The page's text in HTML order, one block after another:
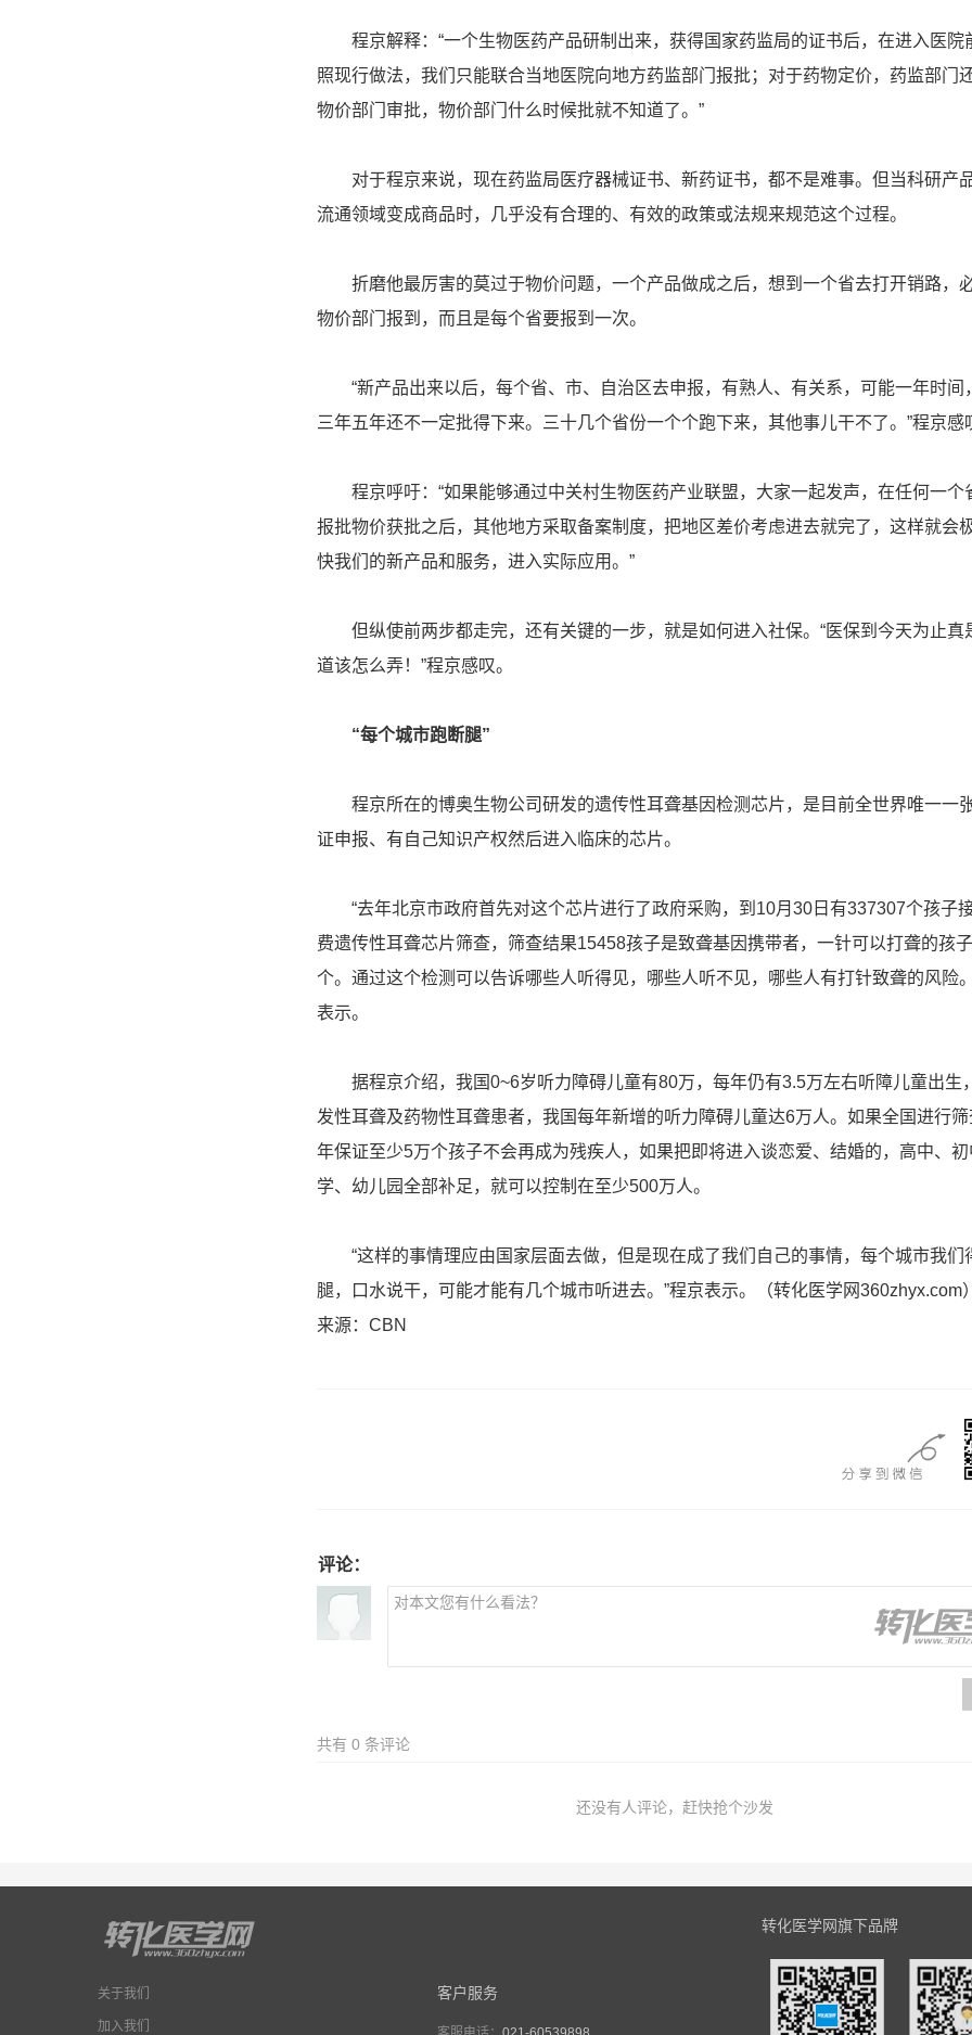
程京解释：“一个生物医药产品研制出来，获得国家药监局的证书后，在进入医院
照现行做法，我们只能联合当地医院向地方药监部门报批；对于药物定价，药监部门
物价部门审批，物价部门什么时候批就不知道了。”
对于程京来说，现在药监局医疗器械证书、新药证书，都不是难事。但当科研产
流通领域变成商品时，几乎没有合理的、有效的政策或法规来规范这个过程。
折磨他最厉害的莫过于物价问题，一个产品做成之后，想到一个省去打开销路，
物价部门报到，而且是每个省要报到一次。
“新产品出来以后，每个省、市、自治区去申报，有熟人、有关系，可能一年时间
三年五年还不一定批得下来。三十几个省份一个个跑下来，其他事儿干不了。”程京感
程京呼吁：“如果能够通过中关村生物医药产业联盟，大家一起发声，在任何一个
报批物价获批之后，其他地方采取备案制度，把地区差价考虑进去就完了，这样就会
快我们的新产品和服务，进入实际应用。”
但纵使前两步都走完，还有关键的一步，就是如何进入社保。“医保到今天为止真
道该怎么弄！”程京感叹。
“每个城市跑断腿”
程京所在的博奥生物公司研发的遗传性耳聋基因检测芯片，是目前全世界唯一一
证申报、有自己知识产权然后进入临床的芯片。
“去年北京市政府首先对这个芯片进行了政府采购，到10月30日有337307个孩子
费遗传性耳聋芯片筛查，筛查结果15458孩子是致聋基因携带者，一针可以打聋的孩
个。通过这个检测可以告诉哪些人听得见，哪些人听不见，哪些人有打针致聋的风险
表示。
据程京介绍，我国0~6岁听力障碍儿童有80万，每年仍有3.5万左右听障儿童出生
发性耳聋及药物性耳聋患者，我国每年新增的听力障碍儿童达6万人。如果全国进行
年保证至少5万个孩子不会再成为残疾人，如果把即将进入谈恋爱、结婚的，高中、
学、幼儿园全部补足，就可以控制在至少500万人。
“这样的事情理应由国家层面去做，但是现在成了我们自己的事情，每个城市我们
腿，口水说干，可能才能有几个城市听进去。”程京表示。（转化医学网360zhyx.com
来源：CBN
评论：
共有 0 条评论
还没有人评论，赶快抢个沙发
关于我们
加入我们
客户服务
转化医学网旗下品牌